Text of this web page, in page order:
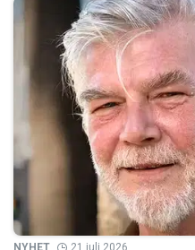
NYHET 21 juli 2026